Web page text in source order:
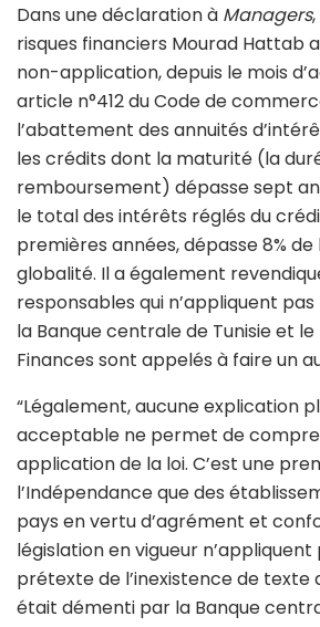
Dans une déclaration à Managers
risques financiers Mourad Hattab
non-application, depuis le mois
article n°412 du Code de
l’abattement des annuités
les crédits dont la maturité (la
remboursement) dépasse sept
le total des intérêts réglés du
premières années, dépasse 8%
globalité. Il a également
responsables qui n’appliquent pas
la Banque centrale de Tunisie et
Finances sont appelés à faire un
“Légalement, aucune explication
acceptable ne permet de
application de la loi. C’est une
l’Indépendance que des
pays en vertu d’agrément et
législation en vigueur n’appliquent
prétexte de l’inexistence de texte
était démenti par la Banque